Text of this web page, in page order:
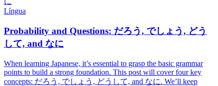
Língua
Probability and Questions: だろう, でしょう, どう
して, and なに
When learning Japanese, it’s essential to grasp the basic grammar
points to build a strong foundation. This post will cover four key
concepts: だろう, でしょう, どうして, and なに. We’ll keep